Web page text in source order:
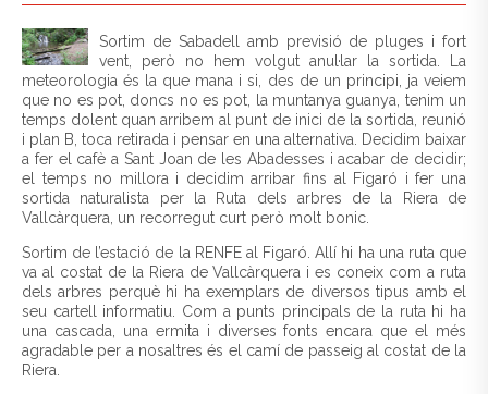
Sortim de Sabadell amb previsió de pluges i fort
vent, però no hem volgut anul·lar la sortida. La
meteorologia és la que mana i si, des de un principi, ja veiem
que no es pot, doncs no es pot, la muntanya guanya, tenim un
temps dolent quan arribem al punt de inici de la sortida, reunió
i plan B, toca retirada i pensar en una alternativa. Decidim baixar
a fer el cafè a Sant Joan de les Abadesses i acabar de decidir;
el temps no millora i decidim arribar fins al Figaró i fer una
sortida naturalista per la Ruta dels arbres de la Riera de
Vallcàrquera, un recorregut curt però molt bonic.
Sortim de l’estació de la RENFE al Figaró. Allí hi ha una ruta que
va al costat de la Riera de Vallcàrquera i es coneix com a ruta
dels arbres perquè hi ha exemplars de diversos tipus amb el
seu cartell informatiu. Com a punts principals de la ruta hi ha
una cascada, una ermita i diverses fonts encara que el més
agradable per a nosaltres és el camí de passeig al costat de la
Riera.